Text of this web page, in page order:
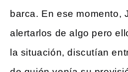
barca. En ese momento,
alertarlos de algo pero
la situación, discutían